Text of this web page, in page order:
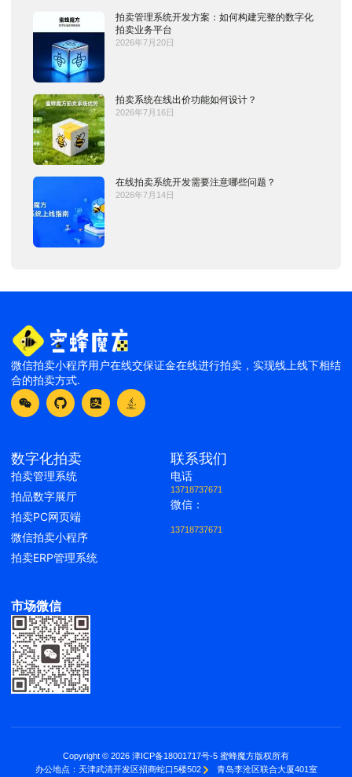
拍卖管理系统开发方案：如何构建完整的数字化
拍卖业务平台
2026年7月20日
拍卖系统在线出价功能如何设计？
2026年7月16日
在线拍卖系统开发需要注意哪些问题？
2026年7月14日
微信拍卖小程序用户在线交保证金在线进行拍卖，实现线上线下相结
合的拍卖方式.
数字化拍卖
拍卖管理系统
拍品数字展厅
拍卖PC网页端
微信拍卖小程序
拍卖ERP管理系统
联系我们
电话
13718737671
微信：
13718737671
市场微信
Copyright © 2026 津ICP备18001717号-5 蜜蜂魔方版权所有
办公地点： 天津武清开发区招商蛇口5楼502
青岛李沧区联合大厦401室